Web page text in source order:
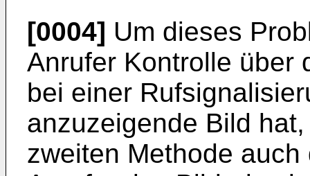
[0004] Um dieses
Anrufer Kontrolle über
bei einer
anzuzeigende Bild
zweiten Methode